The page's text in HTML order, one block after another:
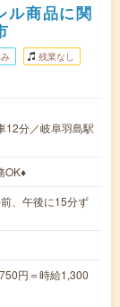
ル商品に関
残業なし
12分／岐阜羽島駅
OK♦
、午後に15分ず
円＝時給1,300